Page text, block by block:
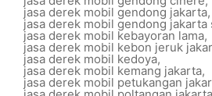
jasa derek mobil gendong jakarta,
jasa derek mobil gendong jakarta
jasa derek mobil kebayoran lama,
jasa derek mobil kebon jeruk
jasa derek mobil kedoya,
jasa derek mobil kemang jakarta,
jasa derek mobil petukangan